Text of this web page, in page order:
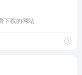
下载的网站